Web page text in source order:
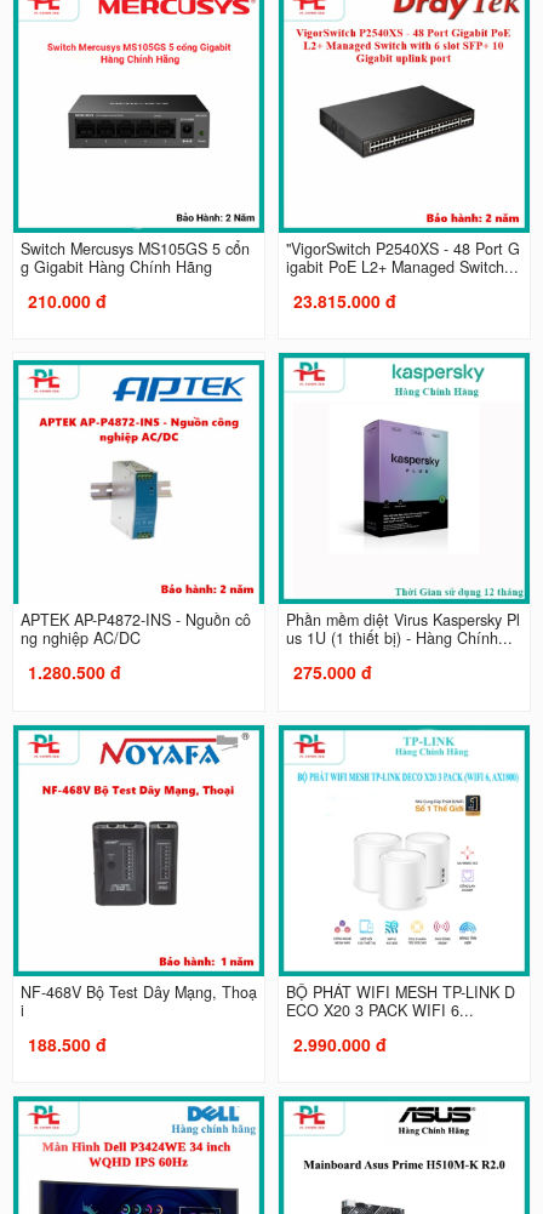
Switch Mercusys MS105GS 5 cổn
g Gigabit Hàng Chính Hãng
210.000 đ
"VigorSwitch P2540XS - 48 Port G
igabit PoE L2+ Managed Switch...
23.815.000 đ
APTEK AP-P4872-INS - Nguồn cô
ng nghiệp AC/DC
1.280.500 đ
Phần mềm diệt Virus Kaspersky Pl
us 1U (1 thiết bị) - Hàng Chính...
275.000 đ
NF-468V Bộ Test Dây Mạng, Thoạ
i
188.500 đ
BỘ PHÁT WIFI MESH TP-LINK D
ECO X20 3 PACK WIFI 6...
2.990.000 đ